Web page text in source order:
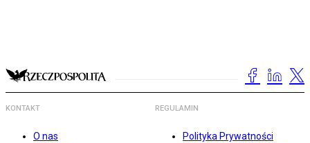
KONTAKT
O nas
REGULAMIN
Polityka Prywatności